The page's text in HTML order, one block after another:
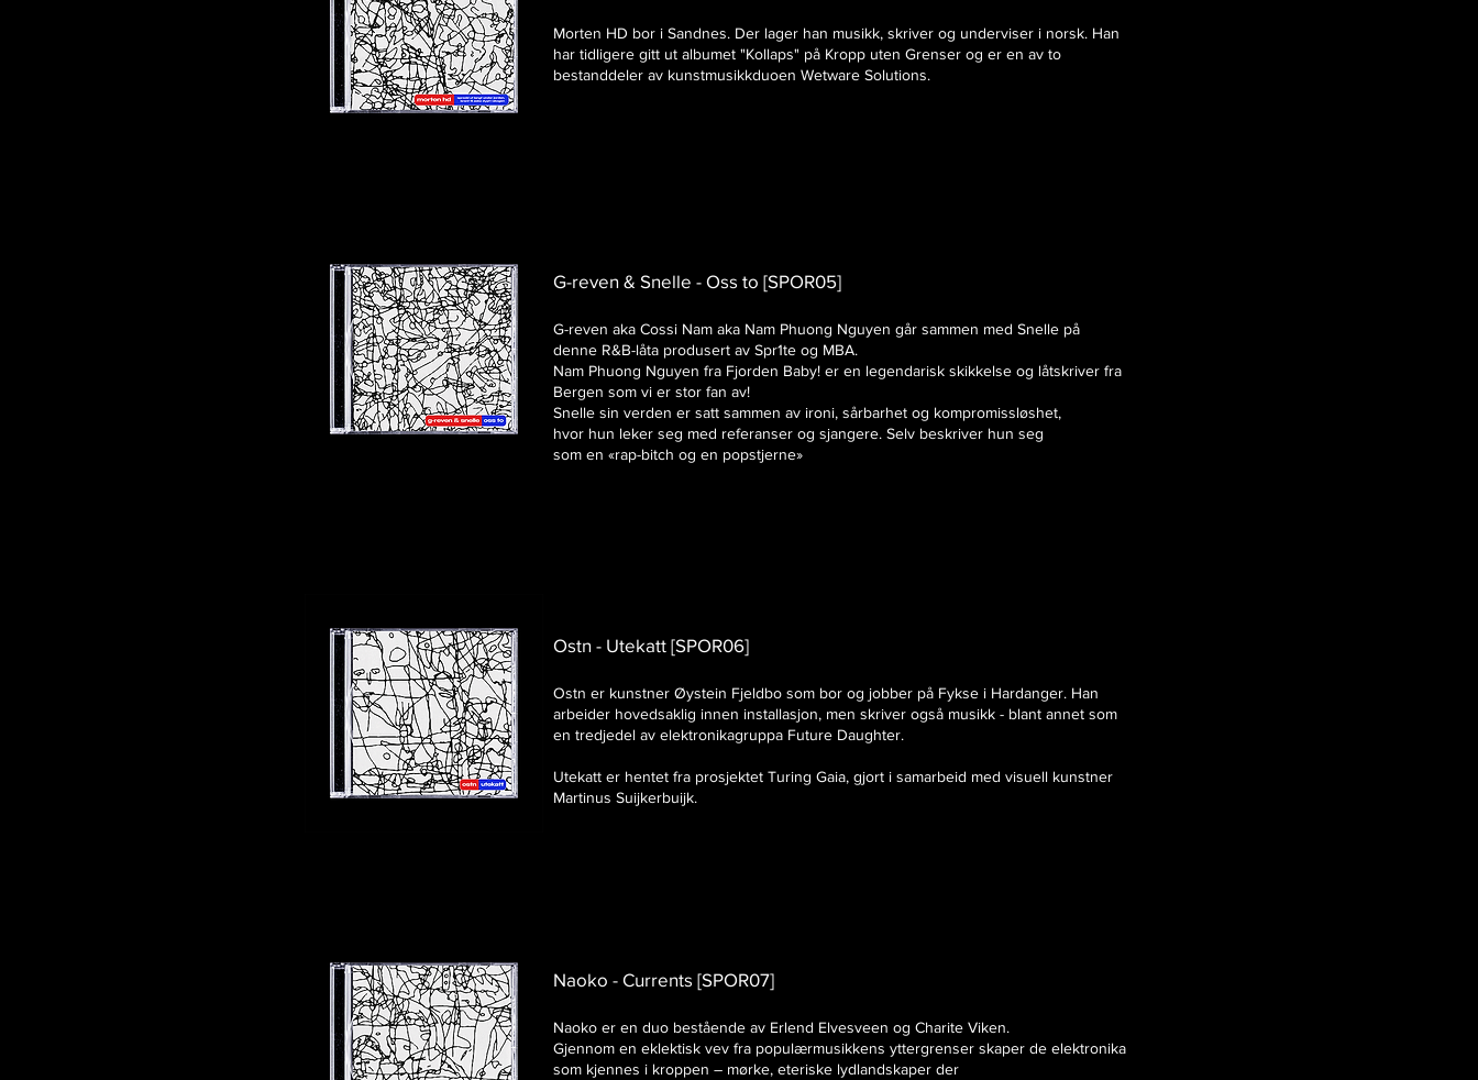
Morten HD bor i Sandnes. Der lager han musikk, skriver og underviser i norsk. Han
har tidligere gitt ut albumet "Kollaps" på Kropp uten Grenser og er en av to
bestanddeler av kunstmusikkduoen Wetware Solutions.
G-reven & Snelle - Oss to [SPOR05]
G-reven aka Cossi Nam aka Nam Phuong Nguyen går sammen med Snelle på
denne R&B-låta produsert av Spr1te og MBA.
Nam Phuong Nguyen fra Fjorden Baby! er en legendarisk skikkelse og låtskriver fra
Bergen som vi er stor fan av!
Snelle sin verden er satt sammen av ironi, sårbarhet og kompromissløshet,
hvor hun leker seg med referanser og sjangere. Selv beskriver hun seg
som en «rap-bitch og en popstjerne»
Ostn - Utekatt [SPOR06]​​
Ostn er kunstner Øystein Fjeldbo som bor og jobber på Fykse i Hardanger. Han
arbeider hovedsaklig innen installasjon, men skriver også musikk - blant annet som
en tredjedel av elektronikagruppa Future Daughter.
Utekatt er hentet fra prosjektet Turing Gaia, gjort i samarbeid med visuell kunstner
Martinus Suijkerbuijk.
Naoko - Currents [SPOR07]​
​Naoko er en duo bestående av Erlend Elvesveen og Charite Viken.
Gjennom en eklektisk vev fra populærmusikkens yttergrenser skaper de elektronika
som kjennes i kroppen – mørke, eteriske lydlandskaper der